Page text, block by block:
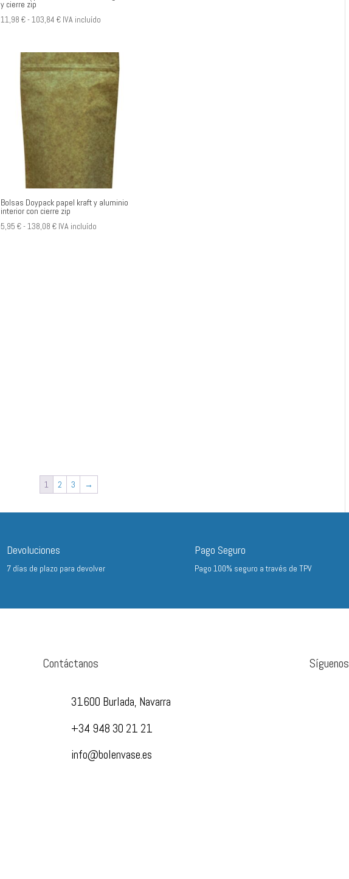
y cierre zip
11,98 €-103,84 €Rango
desde
11,98 €
hasta
103,84 €
IVA incluído
Bolsas Doypack papel kraft y aluminio
interior con cierre zip
5,95 €-138,08 €Rango
IVA incluído
1 2 3 →
Devoluciones
7 días de plazo para devolver
Pago Seguro
Pago 100% seguro a través de TPV
Contáctanos
31600 Burlada, Navarra
+34 948 30 21 21
info@bolenvase.es
Síguenos